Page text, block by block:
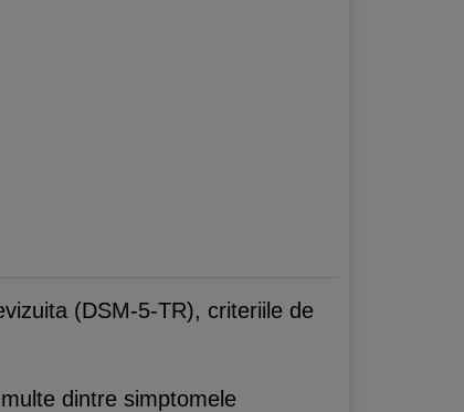
(DSM-5-TR), criteriile de
dintre simptomele